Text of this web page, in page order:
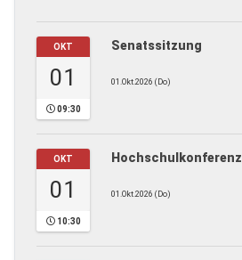
OKT
01
09:30
Senatssitzung
01.Okt.2026 (Do)
OKT
01
10:30
Hochschulkonferenz
01.Okt.2026 (Do)